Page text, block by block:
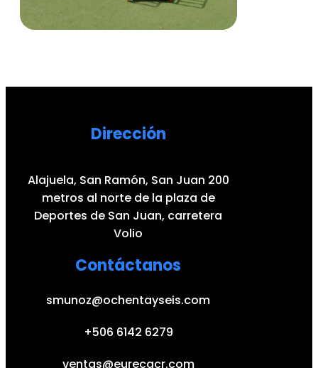
Dirección
Alajuela, San Ramón, San Juan 200
metros al norte de la plaza de
Deportes de San Juan, carretera
Volio
Contáctanos
smunoz@ochentayseis.com
+506 6142 6279
ventas@eurecacr.com